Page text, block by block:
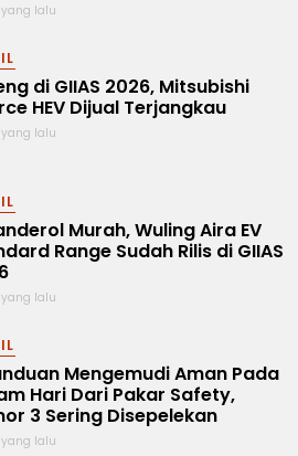
lalu
di GIIAS 2026, Mitsubishi
HEV Dijual Terjangkau
lalu
Murah, Wuling Aira EV
Range Sudah Rilis di GIIAS
lalu
Mengemudi Aman Pada
Hari Dari Pakar Safety,
3 Sering Disepelekan
lalu